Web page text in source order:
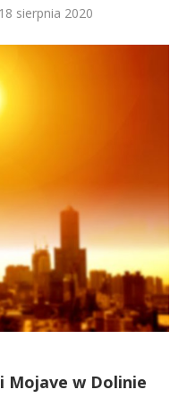
18 sierpnia 2020
Mojave w Dolinie